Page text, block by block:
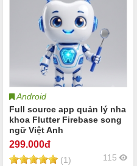
Android
Full source app quản lý nha
khoa Flutter Firebase song
ngữ Việt Anh
299.000đ
(1) 115